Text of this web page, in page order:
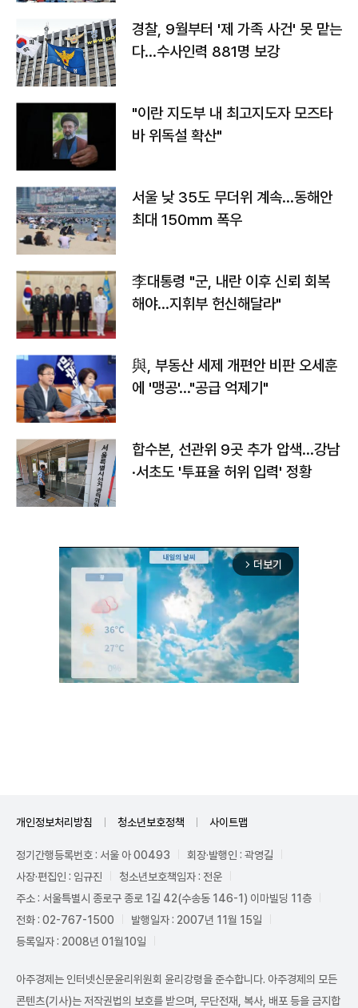
경찰, 9월부터 '제 가족 사건' 못 맡는
다…수사인력 881명 보강
"이란 지도부 내 최고지도자 모즈타
바 위독설 확산"
서울 낮 35도 무더위 계속…동해안
최대 150㎜ 폭우
李대통령 "군, 내란 이후 신뢰 회복
해야…지휘부 헌신해달라"
與, 부동산 세제 개편안 비판 오세훈
에 '맹공'…"공급 억제기"
합수본, 선관위 9곳 추가 압색…강남
·서초도 '투표율 허위 입력' 정황
arrow_forward_ios 더보기
개인정보처리방침 청소년보호정책 사이트맵
정기간행등록번호 : 서울 아 00493
회장·발행인 : 곽영길
사장·편집인 : 임규진
청소년보호책임자 : 전운
주소 : 서울특별시 종로구 종로 1길 42(수송동 146-1) 이마빌딩 11층
전화 : 02-767-1500
발행일자 : 2007년 11월 15일
등록일자 : 2008년 01월10일
아주경제는 인터넷신문윤리위원회 윤리강령을 준수합니다. 아주경제의 모든
콘텐츠(기사)는 저작권법의 보호를 받으며, 무단전재, 복사, 배포 등을 금지합